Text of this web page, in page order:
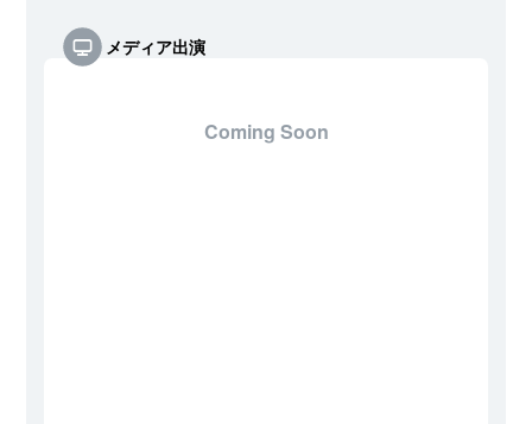
メディア出演
Coming Soon